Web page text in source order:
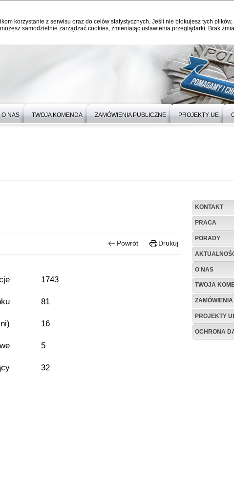
korzystanie z serwisu oraz do celów statystycznych. Jeśli nie blokujesz tych
samodzielnie zarządzać cookies, zmieniając ustawienia przeglądarki. Brak
O NAS TWOJA KOMENDA ZAMÓWIENIA PUBLICZNE PROJEKTY UE
Powrót Drukuj
1743
81
16
5
32
KONTAKT
PRACA
PORADY
O NAS
TWOJA
PROJEKTY
OCHRONA